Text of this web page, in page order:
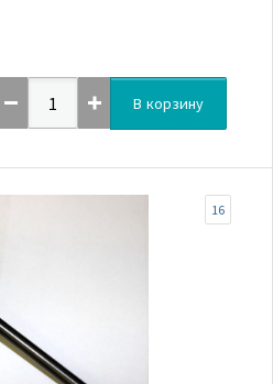
В корзину
16